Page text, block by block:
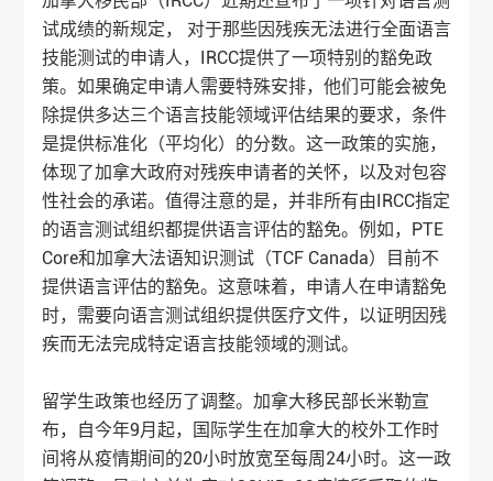
试成绩的新规定， 对于那些因残疾无法进行全面语言
技能测试的申请人，IRCC提供了一项特别的豁免政
策。如果确定申请人需要特殊安排，他们可能会被免
除提供多达三个语言技能领域评估结果的要求，条件
是提供标准化（平均化）的分数。这一政策的实施，
体现了加拿大政府对残疾申请者的关怀，以及对包容
性社会的承诺。值得注意的是，并非所有由IRCC指定
的语言测试组织都提供语言评估的豁免。例如，PTE
Core和加拿大法语知识测试（TCF Canada）目前不
提供语言评估的豁免。这意味着，申请人在申请豁免
时，需要向语言测试组织提供医疗文件，以证明因残
疾而无法完成特定语言技能领域的测试。
留学生政策也经历了调整。加拿大移民部长米勒宣
布，自今年9月起，国际学生在加拿大的校外工作时
间将从疫情期间的20小时放宽至每周24小时。这一政